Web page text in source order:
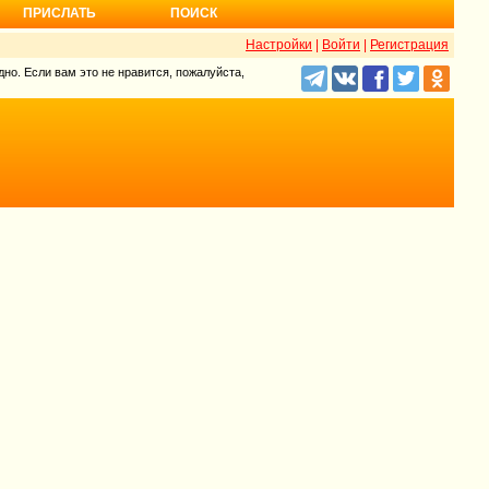
ПРИСЛАТЬ ПОИСК
Настройки Войти Регистрация
Если вам это не нравится, пожалуйста,